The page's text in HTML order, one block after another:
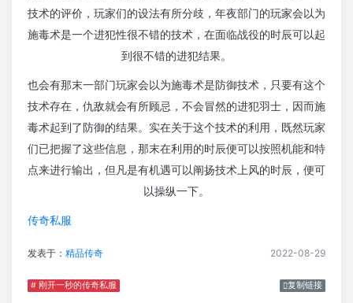
技术的评价，玩家们的设法有所分歧，年夜部门的玩家会以为
施毒术是一个进犯性很不错的技术，在面临战役的时辰可以起
到很不错的进犯结果。
也会有那末一部门玩家会以为施毒术是防御技术，只要有这个
技术存在，仇敌就会有所顾忌，不会冒然的进犯羽士，因而施
毒术起到了防御的结果。实在关于这个技术的利用，既然玩家
们已把握了这些信息，那末在利用的时辰便可以按照机能和特
点来进行输出，但凡是有机遇可以阐扬技术上风的时辰，便可
以操纵一下。
传奇私服
发表于： 精品传奇 2022-08-29
# 刚开一秒的传奇私服 复制链接